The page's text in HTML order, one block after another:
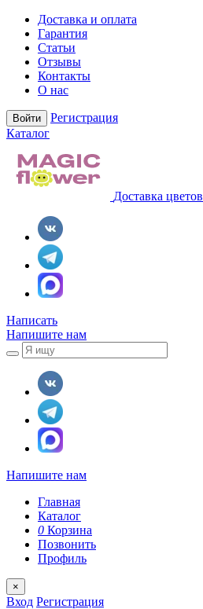
Доставка и оплата
Гарантия
Статьи
Отзывы
Контакты
О нас
Войти
Регистрация
Каталог
Доставка
Написать
Напишите нам
Напишите нам
Главная
Каталог
0 Корзина
Позвонить
Профиль
×
Вход Регистрация